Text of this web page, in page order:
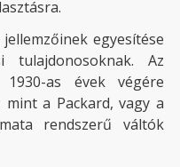
egyesítése
Az
as évek végére
a Packard, vagy a
rendszerű váltók